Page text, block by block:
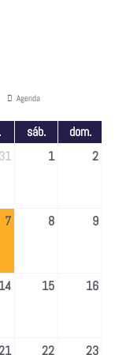
Agenda
sáb.
dom.
31 1 2
7 8 9
14 15 16
22 23